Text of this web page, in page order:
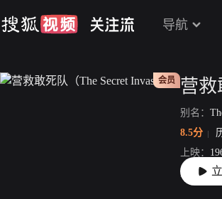
导航
会员 营救
别名：
8.5分
上映：
片长：